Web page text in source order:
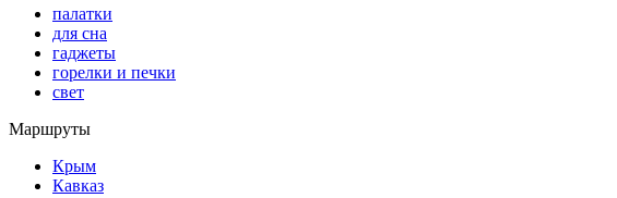
палатки
для сна
гаджеты
горелки и печки
свет
Маршруты
Крым
Кавказ